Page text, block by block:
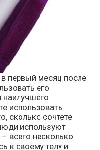
первый месяц после
его
использовать
сколько сочтете
используют
всего несколько
к своему телу и